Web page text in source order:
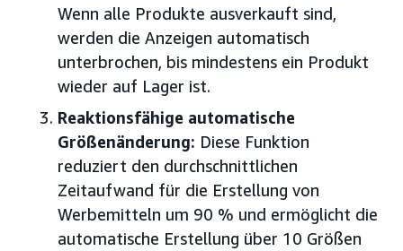
Wenn alle Produkte ausverkauft sind,
werden die Anzeigen automatisch
unterbrochen, bis mindestens ein Produkt
wieder auf Lager ist.
Reaktionsfähige automatische
Größenänderung: Diese Funktion
reduziert den durchschnittlichen
Zeitaufwand für die Erstellung von
Werbemitteln um 90 % und ermöglicht die
automatische Erstellung über 10 Größen